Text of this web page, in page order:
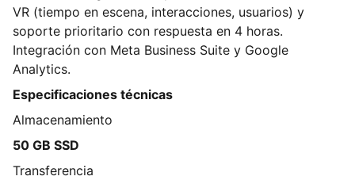
VR (tiempo en escena, interacciones, usuarios) y
soporte prioritario con respuesta en 4 horas.
Integración con Meta Business Suite y Google
Analytics.
Especificaciones técnicas
Almacenamiento
50 GB SSD
Transferencia